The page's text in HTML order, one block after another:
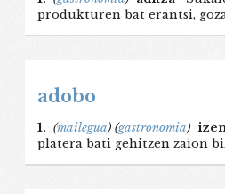
produkturen bat erantsi,
adobo
1. (mailegua) (gastronomia)
platera bati gehitzen zaion